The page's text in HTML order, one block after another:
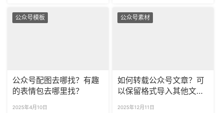
公众号模板
公众号配图去哪找？有趣
的表情包去哪里找？
2025年4月10日
公众号素材
如何转载公众号文章？可
以保留格式导入其他文章
2025年12月11日